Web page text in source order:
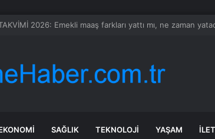
cuburlar içinde! Tam 5 ton ürün bozuk çıktı
SAĞLIK TEKNOLOJI YAŞAM